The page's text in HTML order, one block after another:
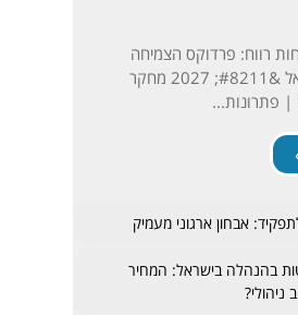
רווח: פרדוקס הצמיחה
בארגונים בישראל &#8211; 2027 מחקר
| פתרונות...
אבחון ארגוני מעמיק
בהנהלה בישראל: המחיר
ניהולי?